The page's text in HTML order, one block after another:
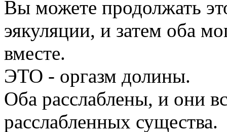
Вы можете продолжать
эякуляции, и затем оба
вместе.
ЭТО - оргазм долины.
Оба расслаблены, и они
расслабленных существа.